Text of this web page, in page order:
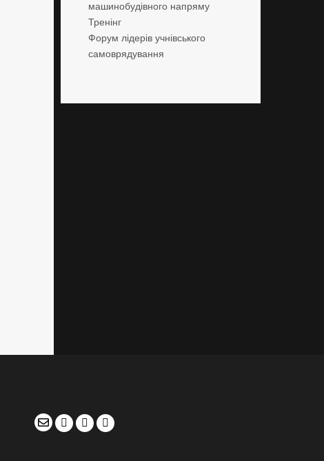
машинобудівного напряму
Тренінг
Форум лідерів учнівського
самоврядування